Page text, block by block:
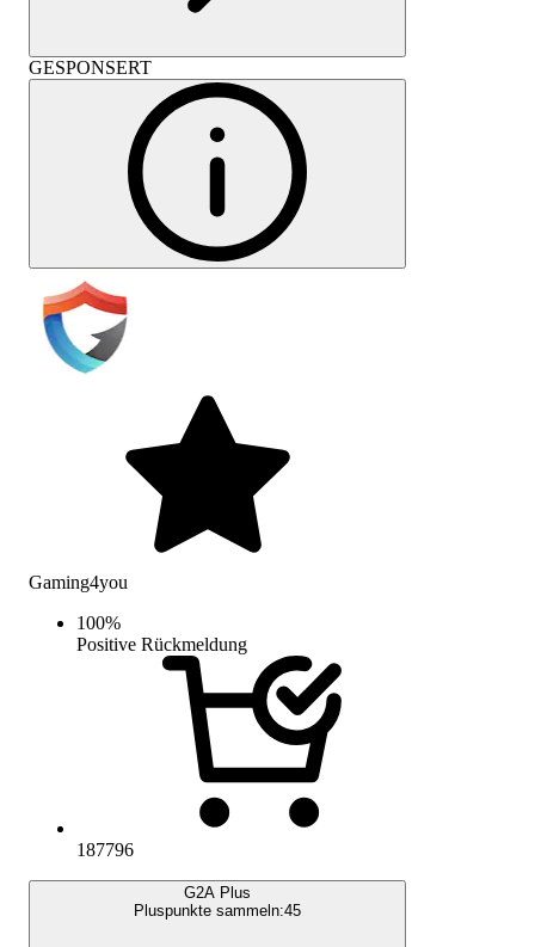
GESPONSERT
Gaming4you
100%
Positive Rückmeldung
187796
G2A Plus
Pluspunkte sammeln:45